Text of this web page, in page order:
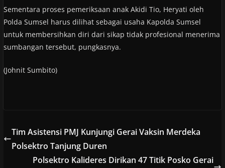
Sementara proses pemeriksaan anak Akidi Tio, Heryati oleh
Polda Sumsel harus dilihat sebagai usaha Kapolda Sumsel
untuk membersihkan diri dari sikap tidak profesional menerima
sumbangan tersebut, pungkasnya.
(Johnit Sumbito)
Tim Asistensi PMJ Kunjungi Gerai Vaksin Merdeka
Polsektro Tanjung Duren
Polsektro Kalideres Dirikan 47 Titik Posko Gerai